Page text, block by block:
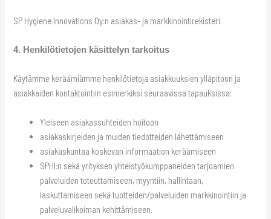
SP Hygiene Innovations Oy:n asiakas- ja markkinointirekisteri.
4. Henkilötietojen käsittelyn tarkoitus
Käytämme keräämiämme henkilötietoja asiakkuuksien ylläpitoon ja
asiakkaiden kontaktointiin esimerkiksi seuraavissa tapauksissa:
Yleiseen asiakassuhteiden hoitoon
asiakaskirjeiden ja muiden tiedotteiden lähettämiseen
asiakaskuntaa koskevan informaation keräämiseen
SPHI:n sekä yrityksen yhteistyökumppaneiden tarjoamien
palveluiden toteuttamiseen, myyntiin, hallintaan,
laskuttamiseen sekä tuotteiden/palveluiden markkinointiin ja
palveluvalikoiman kehittämiseen.